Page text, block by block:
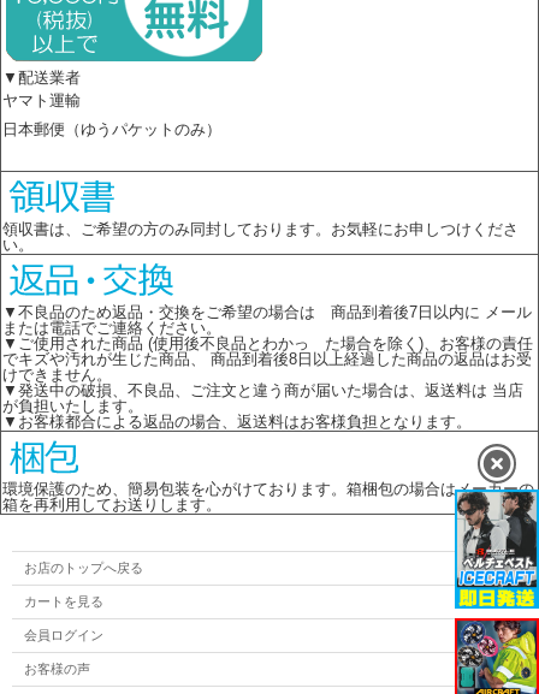
▼配送業者
ヤマト運輸
日本郵便（ゆうパケットのみ）
領収書は、ご希望の方のみ同封しております。お気軽にお申しつけくださ
い。
▼不良品のため返品・交換をご希望の場合は 商品到着後7日以内に メール
または電話でご連絡ください。
▼ご使用された商品 (使用後不良品とわかっ た場合を除く)、お客様の責任
でキズや汚れが生じた商品、 商品到着後8日以上経過した商品の返品はお受
けできません。
▼発送中の破損、不良品、ご注文と違う商が届いた場合は、返送料は 当店
が負担いたします。
▼お客様都合による返品の場合、返送料はお客様負担となります。
環境保護のため、簡易包装を心がけております。箱梱包の場合はメーカーの
箱を再利用してお送りします。
お店のトップへ戻る
カートを見る
会員ログイン
お客様の声